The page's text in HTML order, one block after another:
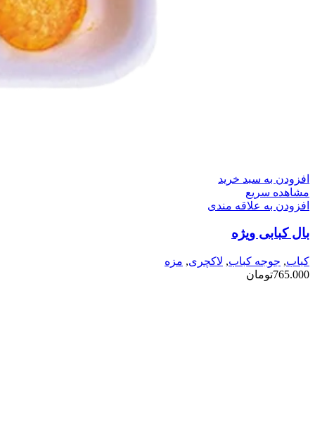
افزودن به سبد خرید
مشاهده سریع
افزودن به علاقه مندی
بال کبابی ویژه
کباب, جوجه کباب, لاکچری, مزه
765.000تومان